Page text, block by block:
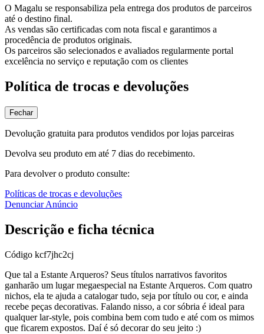
O Magalu se responsabiliza pela entrega dos produtos de parceiros
até o destino final.
As vendas são certificadas com nota fiscal e garantimos a
procedência de produtos originais.
Os parceiros são selecionados e avaliados regularmente portal
excelência no serviço e reputação com os clientes
Política de trocas e devoluções
Fechar
Devolução gratuita para produtos vendidos por lojas parceiras
Devolva seu produto em até 7 dias do recebimento.
Para devolver o produto consulte:
Políticas de trocas e devoluções
Denunciar Anúncio
Descrição e ficha técnica
Código kcf7jhc2cj
Que tal a Estante Arqueros? Seus títulos narrativos favoritos
ganharão um lugar megaespecial na Estante Arqueros. Com quatro
nichos, ela te ajuda a catalogar tudo, seja por título ou cor, e ainda
recebe peças decorativas. Falando nisso, a cor sóbria é ideal para
qualquer lar-style, pois combina bem com tudo e até com os mimos
que ficarem expostos. Daí é só decorar do seu jeito :)